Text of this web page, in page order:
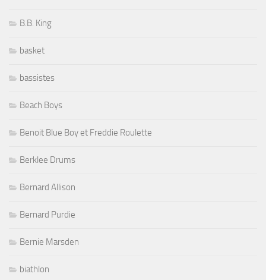
B.B. King
basket
bassistes
Beach Boys
Benoit Blue Boy et Freddie Roulette
Berklee Drums
Bernard Allison
Bernard Purdie
Bernie Marsden
biathlon